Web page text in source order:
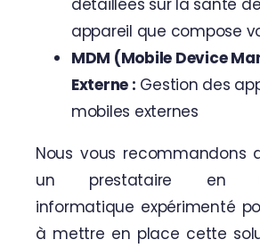
appareil que compose
MDM (Mobile Device
Externe : Gestion des
mobiles externes
Nous vous recommandons
un prestataire en
informatique expérimenté
à mettre en place cette